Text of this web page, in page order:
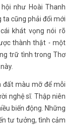
như Hoài Thanh
ta cũng phải đổi mới
khát vọng nói rõ
thành thật - một
trữ tình trong Thơ
màu mỡ để mỗi
nghệ sĩ. Thập niên
biến động. Những
tư tưởng, tình cảm